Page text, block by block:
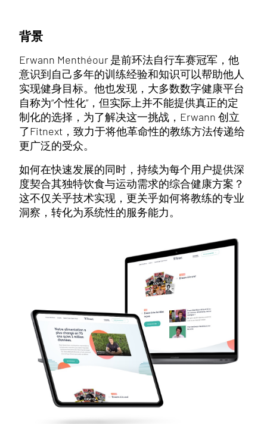
背景
Erwann Menthéour 是前环法自行车赛冠军，他
意识到自己多年的训练经验和知识可以帮助他人
实现健身目标。他也发现，大多数数字健康平台
自称为“个性化”，但实际上并不能提供真正的定
制化的选择，为了解决这一挑战，Erwann 创立
了Fitnext，致力于将他革命性的教练方法传递给
更广泛的受众。
如何在快速发展的同时，持续为每个用户提供深
度契合其独特饮食与运动需求的综合健康方案？
这不仅关乎技术实现，更关乎如何将教练的专业
洞察，转化为系统性的服务能力。